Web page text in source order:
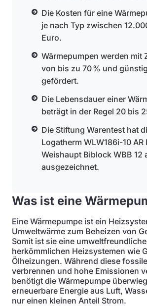
Die Kosten für eine
je nach Typ zwischen
Euro.
Wärmepumpen werden mit
von bis zu 70 % und
gefördert.
Die Lebensdauer einer
beträgt in der Regel 20 bis
Die Stiftung Warentest hat
Logatherm WLW186i-10 AR
Weishaupt Biblock WBB 12
ausgezeichnet.
Was ist eine
Eine Wärmepumpe ist ein
Umweltwärme zum Beheizen von
Somit ist sie eine
herkömmlichen Heizsystemen wie
Ölheizungen. Während diese
verbrennen und hohe Emissionen
benötigt die Wärmepumpe
erneuerbare Energie aus Luft,
nur einen kleinen Anteil Strom.